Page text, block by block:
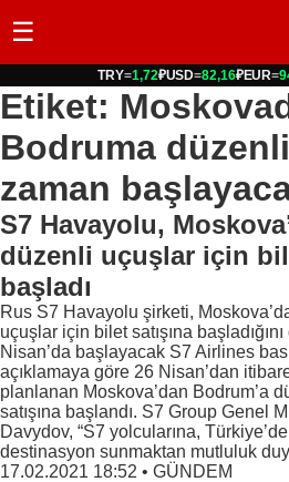
☰
TRY=1,72₽USD=82,16₽EUR=
Etiket:
Bodruma
zaman
S7 Havayolu,
düzenli uçuşlar için
başladı
Rus S7 Havayolu şirketi,
uçuşlar için bilet satışına
Nisan’da başlayacak S7 Airlines
açıklamaya göre 26 Nisan’dan
planlanan Moskova’dan Bodrum’a
satışına başlandı. S7 Group Genel
Davydov, “S7 yolcularına,
destinasyon sunmaktan mutluluk
17.02.2021 18:52 • GÜNDEM